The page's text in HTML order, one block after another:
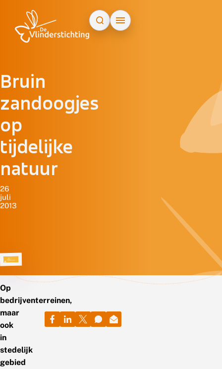
Bruin
zandoogjes
op
tijdelijke
natuur
26
juli
2013
Op
bedrijventerreinen,
maar
ook
in
stedelijk
gebied